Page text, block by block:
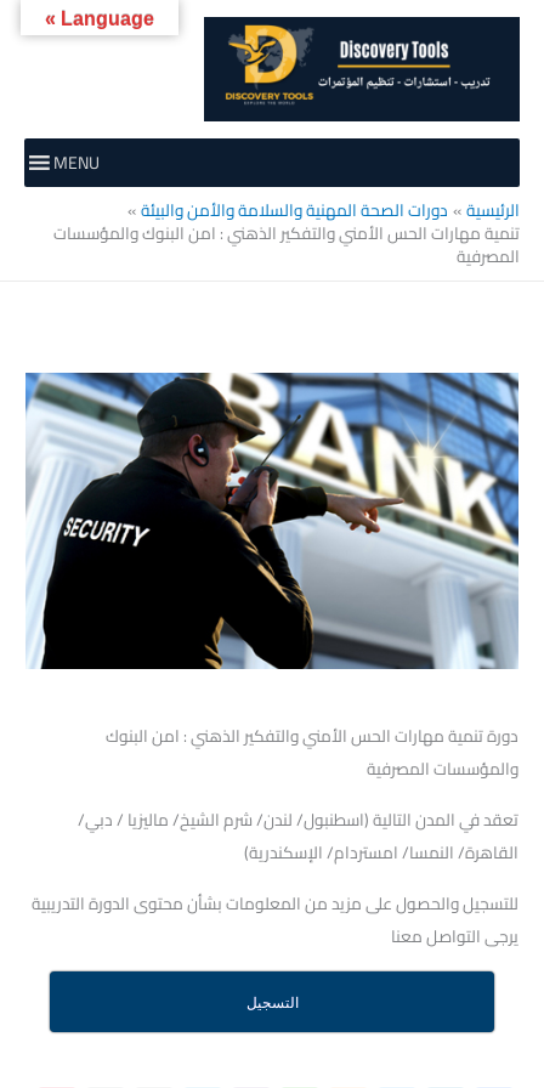
MENU
الرئيسية
دورات الصحة المهنية والسلامة والأمن والبيئة
تنمية مهارات الحس الأمني والتفكير الذهني : امن البنوك والمؤسسات
المصرفية
دورة تنمية مهارات الحس الأمني والتفكير الذهني : امن البنوك
والمؤسسات المصرفية
تعقد في المدن التالية (اسطنبول/ لندن/ شرم الشيخ/ ماليزيا / دبي/
القاهرة/ النمسا/ امستردام/ الإسكندرية)
للتسجيل والحصول على مزيد من المعلومات بشأن محتوى الدورة التدريبية
يرجى التواصل معنا
التسجيل
Language »